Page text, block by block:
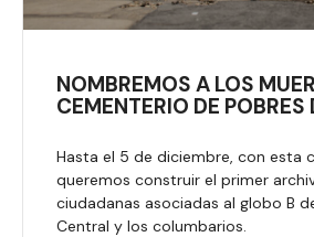
NOMBREMOS A LOS
CEMENTERIO DE
Hasta el 5 de diciembre, con esta
queremos construir el primer
ciudadanas asociadas al globo B
Central y los columbarios.